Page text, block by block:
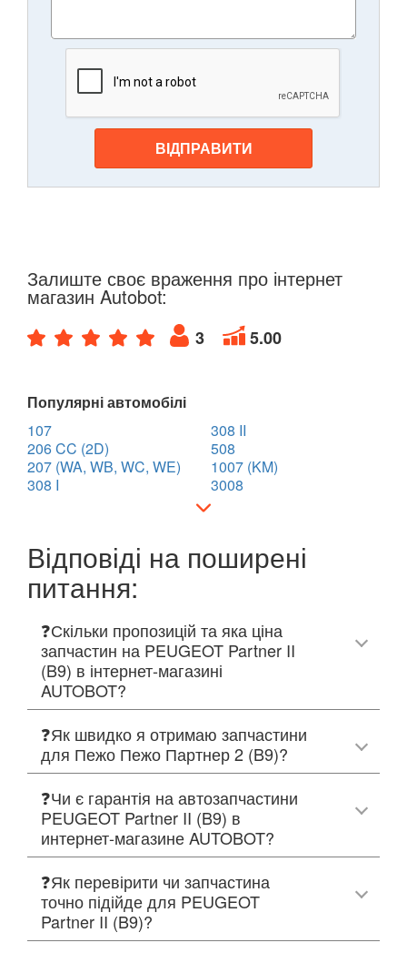
ВІДПРАВИТИ
Залиште своє враження про інтернет
магазин Autobot:
3 5.00
Популярні автомобілі
107
206 CC (2D)
207 (WA, WB, WC, WE)
308 I
308 II
508
1007 (KM)
3008
Відповіді на поширені
питання:
❓Скільки пропозицій та яка ціна
запчастин на PEUGEOT Partner II
(B9) в інтернет-магазині
AUTOBOT?
❓Як швидко я отримаю запчастини
для Пежо Пежо Партнер 2 (B9)?
❓Чи є гарантія на автозапчастини
PEUGEOT Partner II (B9) в
интернет-магазине AUTOBOT?
❓Як перевірити чи запчастина
точно підійде для PEUGEOT
Partner II (B9)?